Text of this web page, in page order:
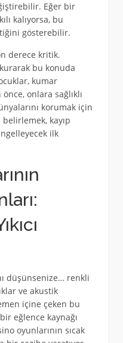
Eğer bir
kalıyorsa, bu
gösterebilir.
derece kritik.
bu konuda
kumar
onlara sağlıklı
korumak için
belirlemek, kayıp
ilk
düşünsenize… renkli
ve akustik
içine çeken bu
eğlence kaynağı
oyunlarının sıcak